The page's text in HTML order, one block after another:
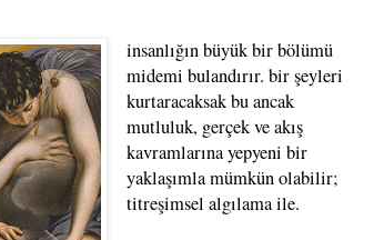
insanlığın büyük bir bölümü
midemi bulandırır. bir şeyleri
kurtaracaksak bu ancak
mutluluk, gerçek ve akış
kavramlarına yepyeni bir
yaklaşımla mümkün olabilir;
titreşimsel algılama ile.